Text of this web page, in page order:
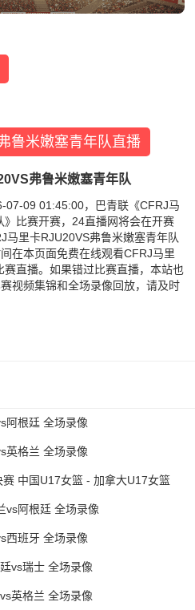
鲁米嫩塞青年队直播
弗鲁米嫩塞青年队
09 01:45:00，巴青联《CFRJ马
比赛开赛，24直播网将会在开赛
马里卡RJU20VS弗鲁米嫩塞青年队
在本页面免费在线观看CFRJ马里
直播。如果错过比赛直播，本站也
视频集锦和全场录像回放，请及时
阿根廷 全场录像
英格兰 全场录像
中国U17女篮 - 加拿大U17女篮
vs阿根廷 全场录像
西班牙 全场录像
vs瑞士 全场录像
英格兰 全场录像